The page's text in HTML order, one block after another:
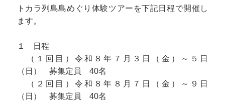
トカラ列島島めぐり体験ツアーを下記日程で開催し
ます。
１ 日程
（１回目）令和８年７月３日（金）～５日
（日） 募集定員 40名
（２回目）令和８年８月７日（金）～９日
（日） 募集定員 40名